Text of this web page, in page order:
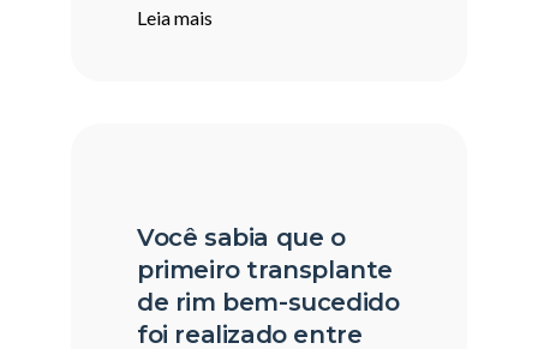
Leia mais
Você sabia que o
primeiro transplante
de rim bem-sucedido
foi realizado entre